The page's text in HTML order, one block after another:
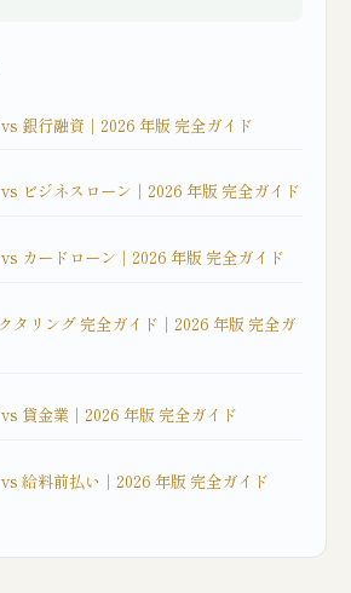
銀行融資｜2026 年版 完全ガイド
ビジネスローン｜2026 年版 完全ガイド
カードローン｜2026 年版 完全ガイド
タリング 完全ガイド｜2026 年版 完全ガ
貸金業｜2026 年版 完全ガイド
給料前払い｜2026 年版 完全ガイド